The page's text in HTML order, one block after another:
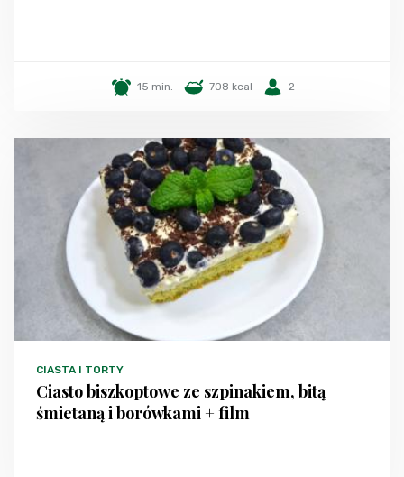
15 min. 708 kcal 2
CIASTA I TORTY
Ciasto biszkoptowe ze szpinakiem, bitą
śmietaną i borówkami + film